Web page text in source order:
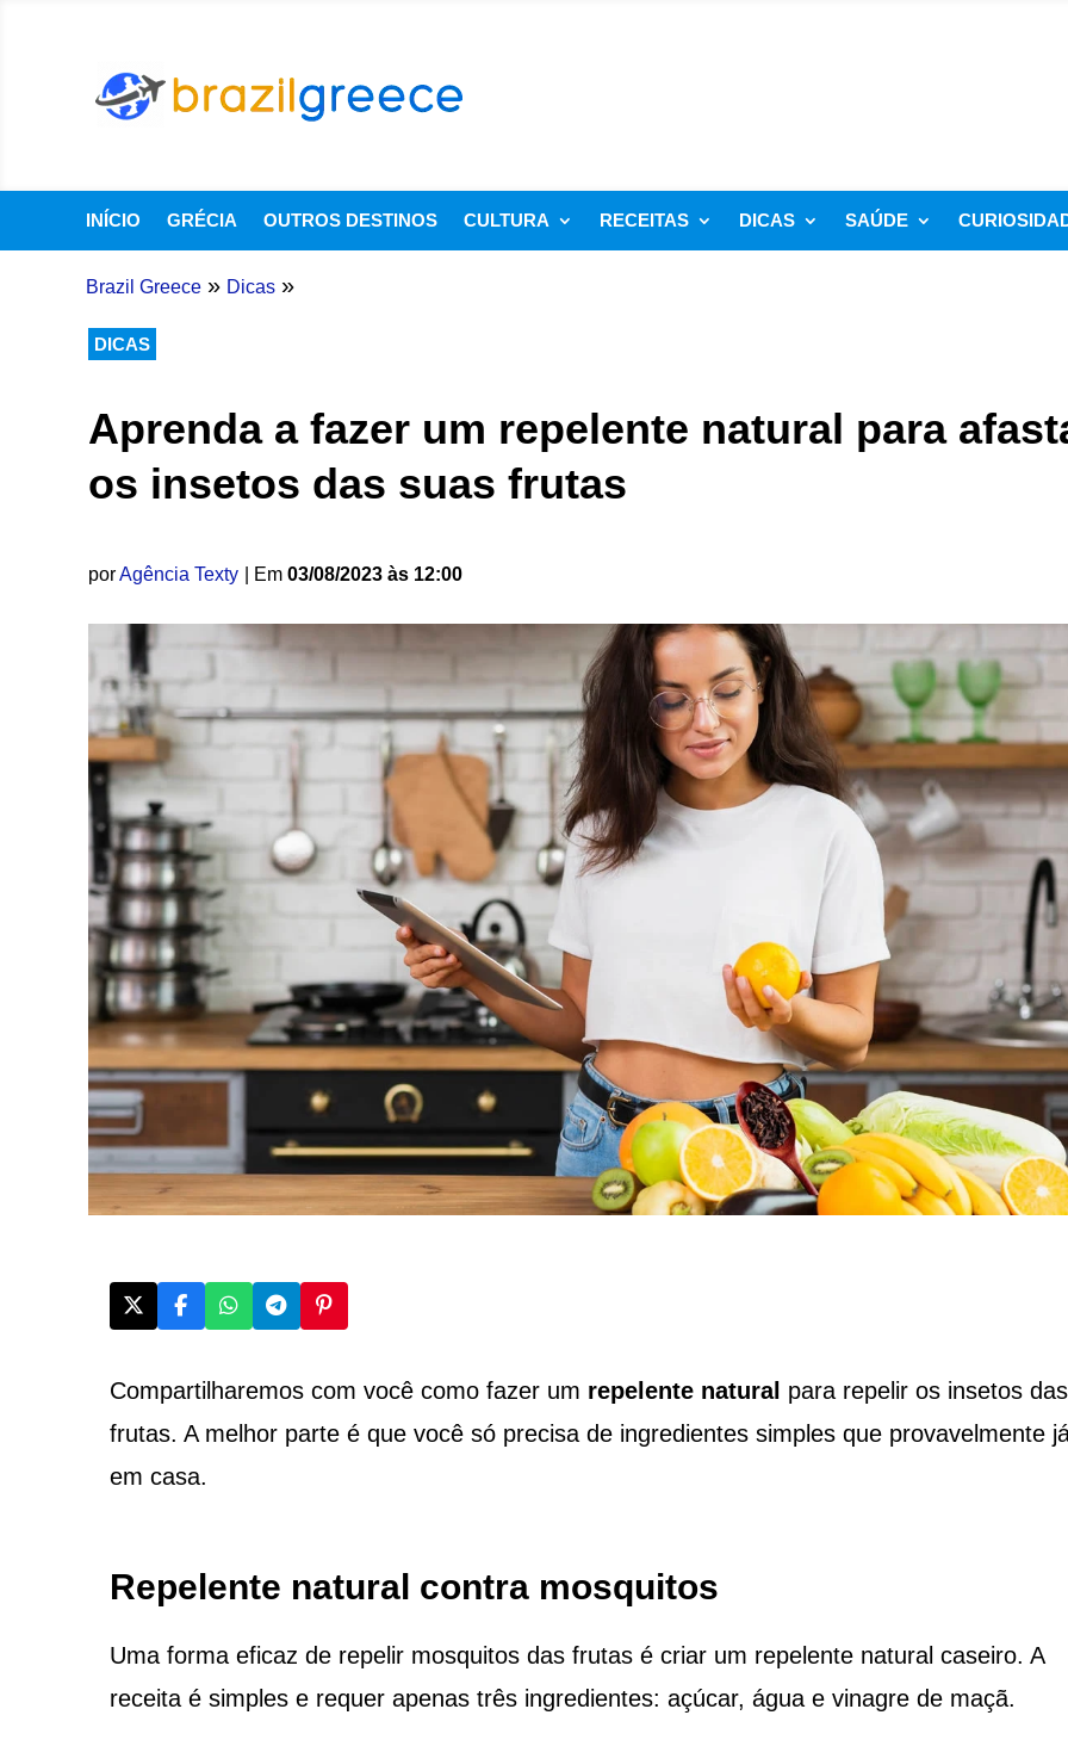
INÍCIO GRÉCIA OUTROS DESTINOS CULTURA RECEITAS DICAS SAÚDE
Brazil Greece » Dicas »
DICAS
Aprenda a fazer um repelente natural para
os insetos das suas frutas
porAgência Texty | Em 03/08/2023 às 12:00
Compartilharemos com você como fazer um repelente natural para repelir os insetos das
frutas. A melhor parte é que você só precisa de ingredientes simples que provavelmente
em casa.
Repelente natural contra mosquitos
Uma forma eficaz de repelir mosquitos das frutas é criar um repelente natural caseiro. A
receita é simples e requer apenas três ingredientes: açúcar, água e vinagre de maçã.